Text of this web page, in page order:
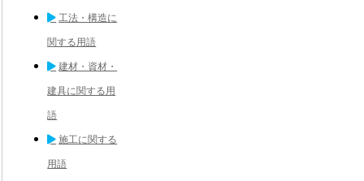
工法・構造に
関する用語
建材・資材・
建具に関する用
語
施工に関する
用語